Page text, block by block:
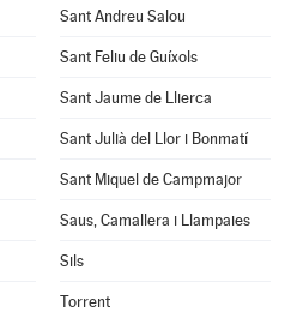
Sant Andreu Salou
Sant Feliu de Guíxols
Sant Jaume de Llierca
Sant Julià del Llor i Bonmatí
Sant Miquel de Campmajor
Saus, Camallera i Llampaies
Sils
Torrent